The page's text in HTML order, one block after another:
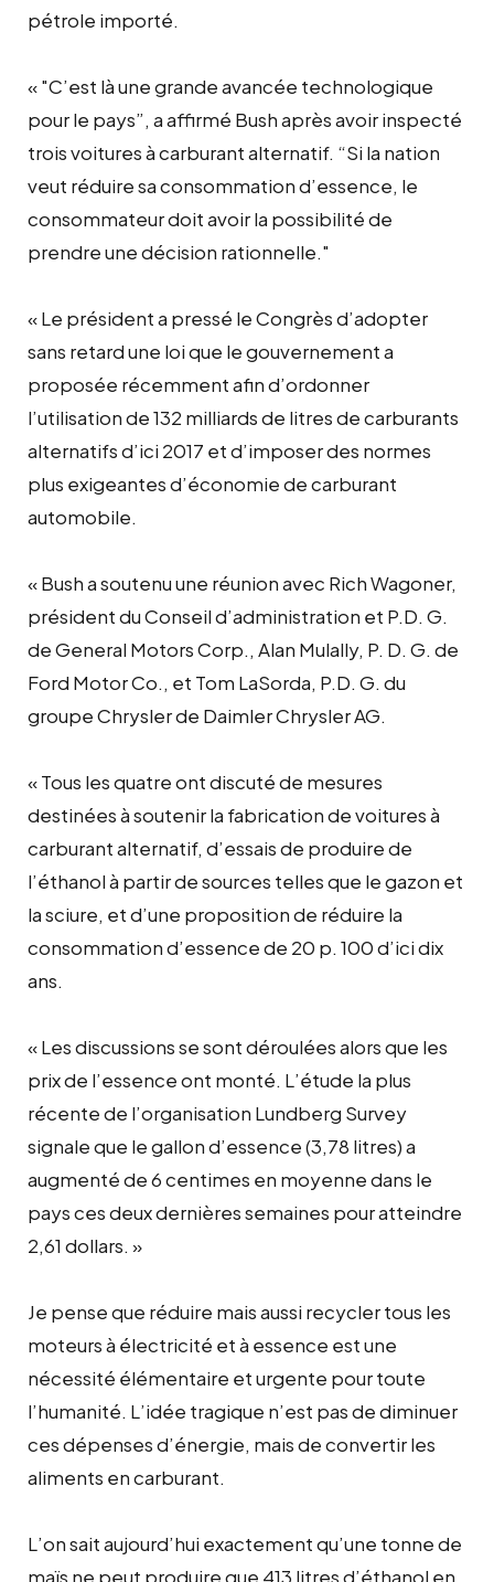
pétrole importé.
« "C’est là une grande avancée technologique
pour le pays”, a affirmé Bush après avoir inspecté
trois voitures à carburant alternatif. “Si la nation
veut réduire sa consommation d’essence, le
consommateur doit avoir la possibilité de
prendre une décision rationnelle."
« Le président a pressé le Congrès d’adopter
sans retard une loi que le gouvernement a
proposée récemment afin d’ordonner
l’utilisation de 132 milliards de litres de carburants
alternatifs d’ici 2017 et d’imposer des normes
plus exigeantes d’économie de carburant
automobile.
« Bush a soutenu une réunion avec Rich Wagoner,
président du Conseil d’administration et P.D. G.
de General Motors Corp., Alan Mulally, P. D. G. de
Ford Motor Co., et Tom LaSorda, P.D. G. du
groupe Chrysler de Daimler Chrysler AG.
« Tous les quatre ont discuté de mesures
destinées à soutenir la fabrication de voitures à
carburant alternatif, d’essais de produire de
l’éthanol à partir de sources telles que le gazon et
la sciure, et d’une proposition de réduire la
consommation d’essence de 20 p. 100 d’ici dix
ans.
« Les discussions se sont déroulées alors que les
prix de l’essence ont monté. L’étude la plus
récente de l’organisation Lundberg Survey
signale que le gallon d’essence (3,78 litres) a
augmenté de 6 centimes en moyenne dans le
pays ces deux dernières semaines pour atteindre
2,61 dollars. »
Je pense que réduire mais aussi recycler tous les
moteurs à électricité et à essence est une
nécessité élémentaire et urgente pour toute
l’humanité. L’idée tragique n’est pas de diminuer
ces dépenses d’énergie, mais de convertir les
aliments en carburant.
L’on sait aujourd’hui exactement qu’une tonne de
maïs ne peut produire que 413 litres d’éthanol en